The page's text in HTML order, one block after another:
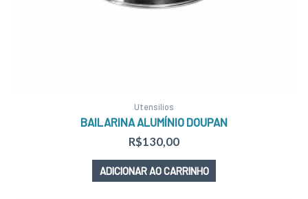
Utensílios
BAILARINA ALUMÍNIO DOUPAN
R$130,00
ADICIONAR AO CARRINHO